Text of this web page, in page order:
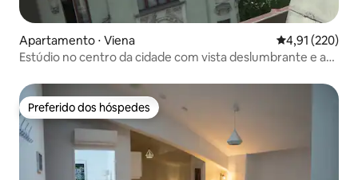
Apartamento ⋅ Viena 4,91 de uma
4,91 (220)
Estúdio no centro da cidade com vista deslumbrante e ar-
Preferido dos hóspedes
Preferido dos hóspedes